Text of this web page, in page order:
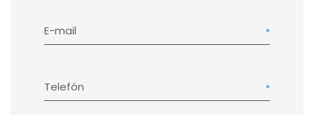
E-mail
Telefón